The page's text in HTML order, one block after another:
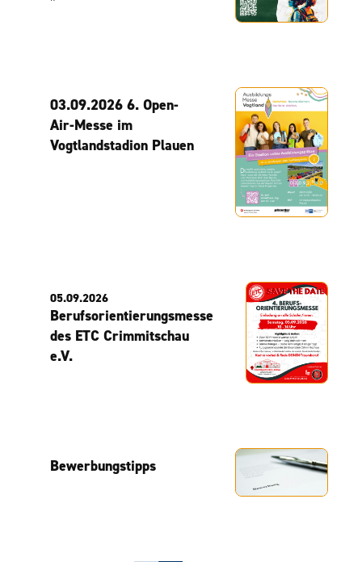
03.09.2026 6. Open-
Air-Messe im
Vogtlandstadion Plauen
05.09.2026
Berufsorientierungsmesse
des ETC Crimmitschau
e.V.
Bewerbungstipps